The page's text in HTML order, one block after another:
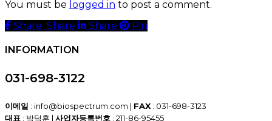
You must be logged in to post a comment.
Share
Share Share Share Pin
INFORMATION
031-698-3122
이메일 : info@biospectrum.com | FAX: 031-698-3123
대표 : 박덕훈 | 사업자등록번호 : 211-86-95455